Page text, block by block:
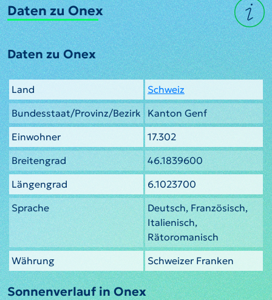
Daten zu Onex
Daten zu Onex
Land
Schweiz
Bundesstaat/Provinz/Bezirk Kanton Genf
Einwohner
17.302
Breitengrad
46.1839600
Längengrad
6.1023700
Sprache
Deutsch, Französisch,
Italienisch,
Rätoromanisch
Währung
Schweizer Franken
Sonnenverlauf in Onex